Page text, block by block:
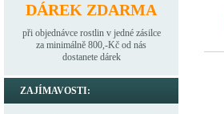
DÁREK ZDARMA
při objednávce rostlin v jedné zásilce
za minimálně 800,-Kč od nás
dostanete dárek
ZAJÍMAVOSTI: